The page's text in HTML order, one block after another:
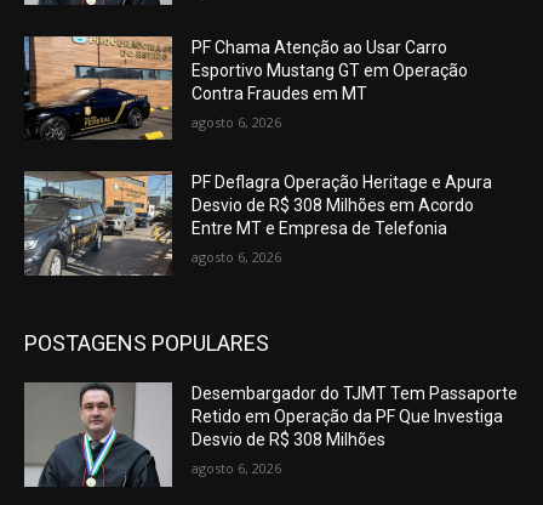
PF Chama Atenção ao Usar Carro
Esportivo Mustang GT em Operação
Contra Fraudes em MT
agosto 6, 2026
PF Deflagra Operação Heritage e Apura
Desvio de R$ 308 Milhões em Acordo
Entre MT e Empresa de Telefonia
agosto 6, 2026
POSTAGENS POPULARES
Desembargador do TJMT Tem Passaporte
Retido em Operação da PF Que Investiga
Desvio de R$ 308 Milhões
agosto 6, 2026